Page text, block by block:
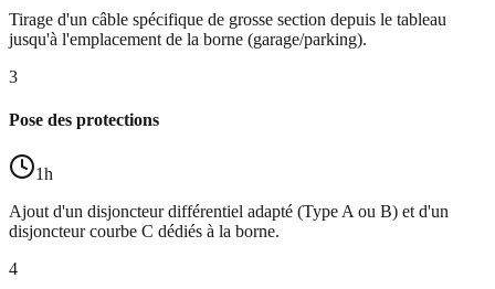
Tirage d'un câble spécifique de grosse section depuis le tableau
jusqu'à l'emplacement de la borne (garage/parking).
3
Pose des protections
1h
Ajout d'un disjoncteur différentiel adapté (Type A ou B) et d'un
disjoncteur courbe C dédiés à la borne.
4